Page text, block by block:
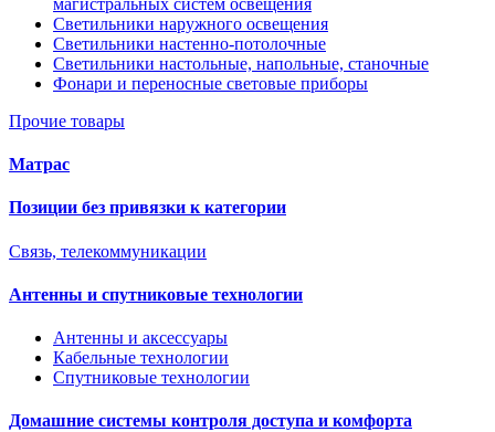
Светильники наружного освещения
Светильники настенно-потолочные
Светильники настольные, напольные, станочные
Фонари и переносные световые приборы
Прочие товары
Матрас
Позиции без привязки к категории
Связь, телекоммуникации
Антенны и спутниковые технологии
Антенны и аксессуары
Кабельные технологии
Спутниковые технологии
Домашние системы контроля доступа и комфорта